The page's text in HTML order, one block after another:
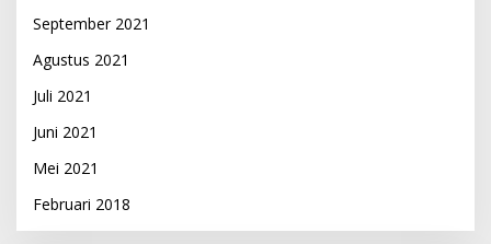
September 2021
Agustus 2021
Juli 2021
Juni 2021
Mei 2021
Februari 2018